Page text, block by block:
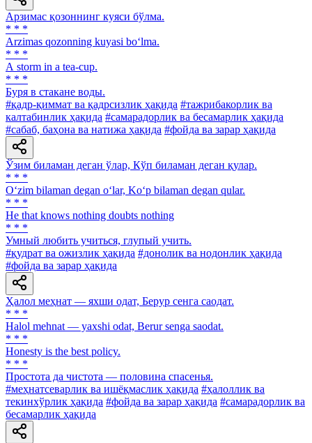
Арзимас қозоннинг куяси бўлма.
* * *
Arzimas qozonning kuyasi bo‘lma.
* * *
А storm in a tea-cup.
* * *
Буря в стакане воды.
#қадр-қиммат ва қадрсизлик ҳақида #тажрибакорлик ва
калтабинлик ҳақида #самарадорлик ва бесамарлик ҳақида
#сабаб, баҳона ва натижа ҳақида #фойда ва зарар ҳақида
Ўзим биламан деган ўлар, Кўп биламан деган қулар.
* * *
O‘zim bilaman degan o‘lar, Ko‘p bilaman degan qular.
* * *
He that knows nothing doubts nothing
* * *
Умный любить учиться, глупый учить.
#қудрат ва ожизлик ҳақида #донолик ва нодонлик ҳақида
#фойда ва зарар ҳақида
Ҳалол меҳнат — яхши одат, Берур сенга саодат.
* * *
Halol mehnat — yaxshi odat, Berur senga saodat.
* * *
Honesty is the best policy.
* * *
Простота да чистота — половина спасенья.
#меҳнатсеварлик ва ишёқмаслик ҳақида #ҳалоллик ва
текинхўрлик ҳақида #фойда ва зарар ҳақида #самарадорлик ва
бесамарлик ҳақида